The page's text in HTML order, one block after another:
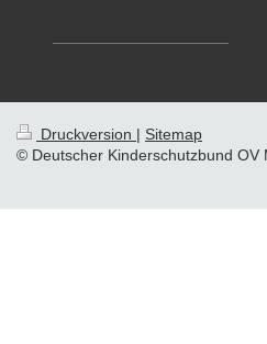
Druckversion | Sitemap
© Deutscher Kinderschutzbund OV